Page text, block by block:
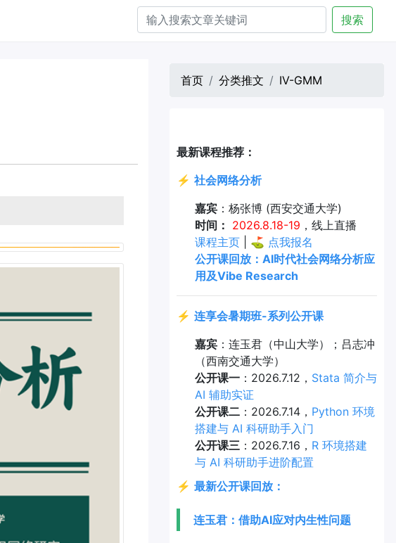
搜索
首页 分类推文 IV-GMM
最新课程推荐：
⚡ 社会网络分析
嘉宾：杨张博 (西安交通大学)
时间： 2026.8.18-19 ，线上直播
课程主页| ⛳ 点我报名
公开课回放：AI时代社会网络分析应
用及Vibe Research
⚡ 连享会暑期班-系列公开课
嘉宾：连玉君（中山大学）；吕志冲
（西南交通大学）
公开课一：2026.7.12， Stata 简介与
AI 辅助实证
公开课二：2026.7.14， Python 环境
搭建与 AI 科研助手入门
公开课三：2026.7.16， R 环境搭建
与 AI 科研助手进阶配置
⚡ 最新公开课回放：
连玉君：借助AI应对内生性问题